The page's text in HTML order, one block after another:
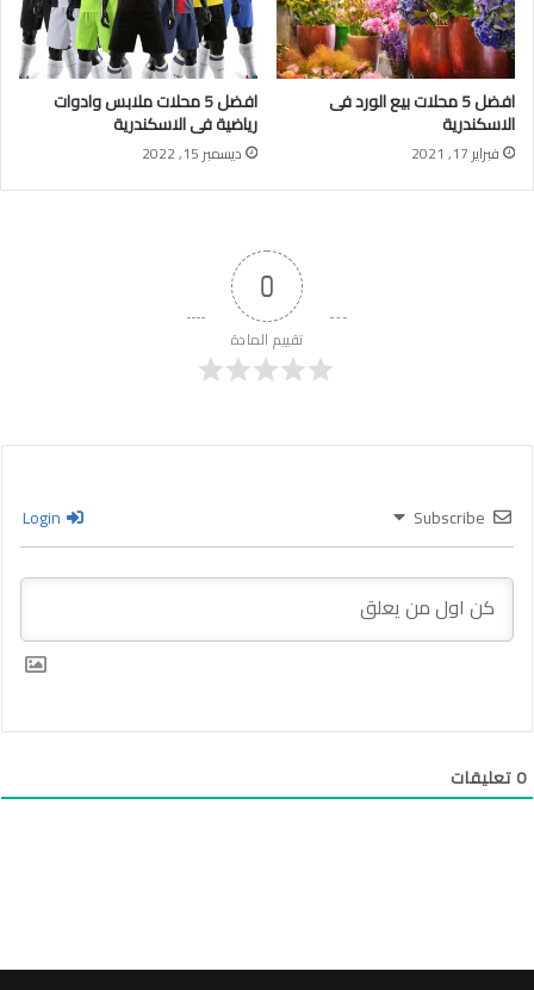
افضل 5 محلات بيع الورد فى
الاسكندرية
فبراير 17, 2021
افضل 5 محلات ملابس وادوات
رياضية فى الاسكندرية
ديسمبر 15, 2022
0
تقييم المادة
Subscribe
0تعليقات